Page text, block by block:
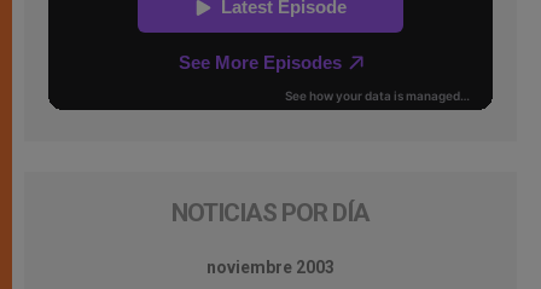
NOTICIAS POR DÍA
noviembre 2003